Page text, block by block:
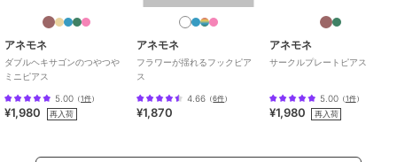
アネモネ
ダブルヘキサゴンのつやつや
ミニピアス
5.00 （1件）
¥1,980 再入荷
アネモネ
フラワーが揺れるフックピア
ス
4.66 （6件）
¥1,870
アネモネ
サークルプレートピアス
5.00（1件）
¥1,980 再入荷